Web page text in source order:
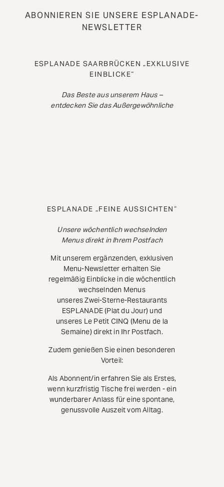
ABONNIEREN SIE UNSERE ESPLANADE-
NEWSLETTER
ESPLANADE SAARBRÜCKEN „EXKLUSIVE
EINBLICKE“
Das Beste aus unserem Haus –
entdecken Sie das Außergewöhnliche
ESPLANADE „FEINE AUSSICHTEN“
Unsere wöchentlich wechselnden
Menus direkt in Ihrem Postfach
Mit unserem ergänzenden, exklusiven
Menu-Newsletter erhalten Sie
regelmäßig Einblicke in die wöchentlich
wechselnden Menus
unseres Zwei-Sterne-Restaurants
ESPLANADE (Plat du Jour) und
unseres Le Petit CINQ (Menu de la
Semaine) direkt in Ihr Postfach.
Zudem genießen Sie einen besonderen
Vorteil:
Als Abonnent/in erfahren Sie als Erstes,
wenn kurzfristig Tische frei werden - ein
wunderbarer Anlass für eine spontane,
genussvolle Auszeit vom Alltag.